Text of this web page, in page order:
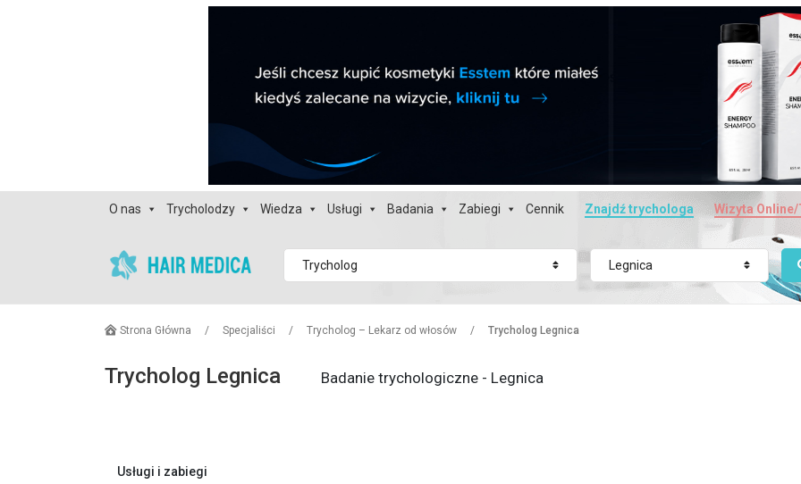
O nas Trycholodzy Wiedza Usługi Badania Zabiegi Cennik Znajdź trychologa Wizyta
Trycholog Legnica
Strona Główna / Specjaliści / Trycholog – Lekarz od włosów / Trycholog Legnica
Trycholog Legnica Badanie trychologiczne - Legnica
Usługi i zabiegi